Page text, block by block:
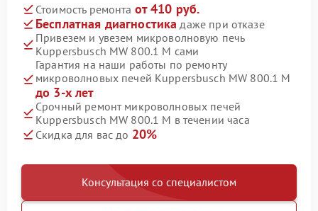
Стоимость ремонта от 410 руб.
Бесплатная диагностика даже при отказе
Привезем и увезем микроволновую печь
Kuppersbusch MW 800.1 M сами
Гарантия на наши работы по ремонту
микроволновых печей Kuppersbusch MW 800.1 M
до 3-х лет
Срочный ремонт микроволновых печей
Kuppersbusch MW 800.1 M в течении часа
Скидка для вас до 20%
Консультация со специалистом